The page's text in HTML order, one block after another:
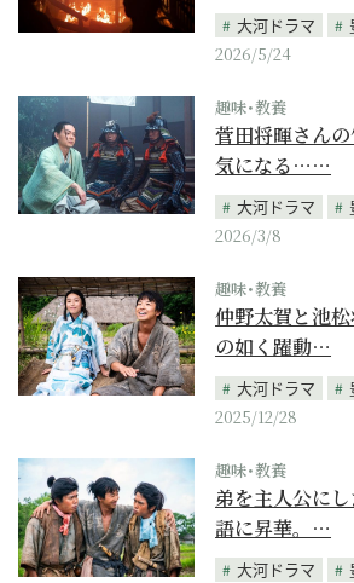
大河ドラマ
2026/5/24
趣味･教養
菅田将暉さん
気になる……
大河ドラマ
2026/3/8
趣味･教養
仲野太賀と池
の如く躍動…
大河ドラマ
2025/12/28
趣味･教養
弟を主人公に
語に昇華。…
大河ドラマ